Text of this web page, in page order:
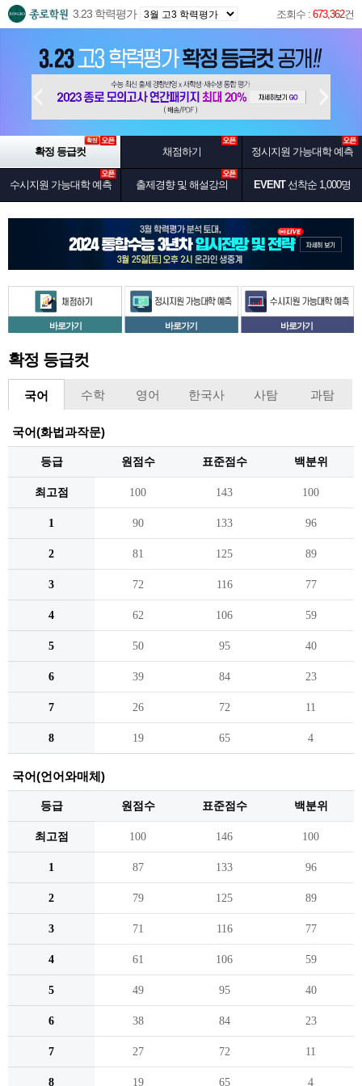
3.23 학력평가 조회수 : 673,362건
확정 등급컷 채점하기 정시지원 가능대학 예측
수시지원 가능대학 예측 출제경향 및 해설강의 EVENT선착순 1,000명
바로가기 바로가기 바로가기
확정 등급컷
국어 수학 영어 한국사 사탐 과탐
국어(화법과작문)
등급 원점수 표준점수 백분위
최고점 100 143 100
1 90 133 96
2 81 125 89
3 72 116 77
4 62 106 59
5 50 95 40
6 39 84 23
7 26 72 11
8 19 65 4
국어(언어와매체)
등급 원점수 표준점수 백분위
최고점 100 146 100
1 87 133 96
2 79 125 89
3 71 116 77
4 61 106 59
5 49 95 40
6 38 84 23
7 27 72 11
8 19 65 4